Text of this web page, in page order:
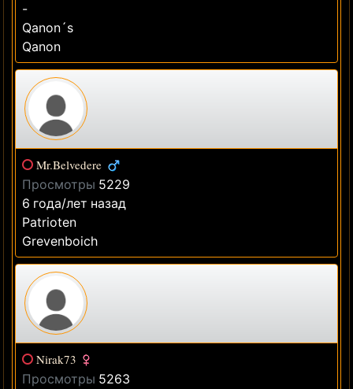
-
Qanon´s
Qanon
Mr.Belvedere
Просмотры 5229
6 года/лет назад
Patrioten
Grevenboich
Nirak73
Просмотры 5263